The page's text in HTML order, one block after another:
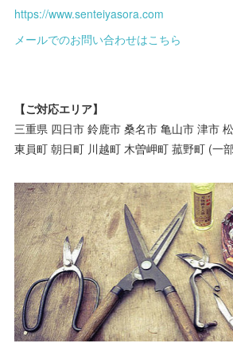
https://www.senteiyasora.com
メールでのお問い合わせはこちら
【ご対応エリア】
三重県 四日市 鈴鹿市 桑名市 亀山市 津市
東員町 朝日町 川越町 木曽岬町 菰野町 (一部